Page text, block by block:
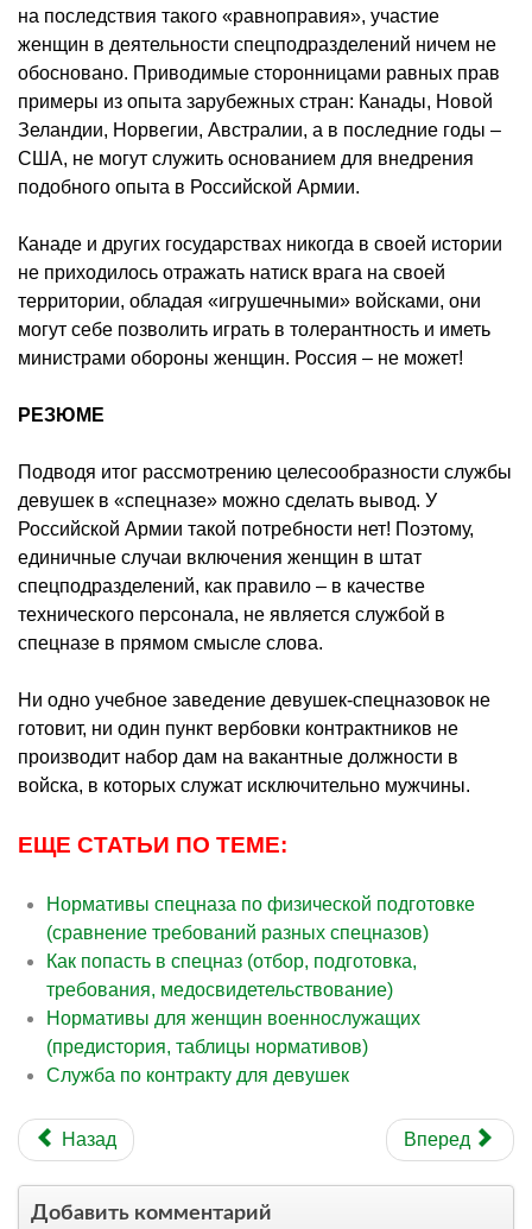
на последствия такого «равноправия», участие
женщин в деятельности спецподразделений ничем не
обосновано. Приводимые сторонницами равных прав
примеры из опыта зарубежных стран: Канады, Новой
Зеландии, Норвегии, Австралии, а в последние годы –
США, не могут служить основанием для внедрения
подобного опыта в Российской Армии.
Канаде и других государствах никогда в своей истории
не приходилось отражать натиск врага на своей
территории, обладая «игрушечными» войсками, они
могут себе позволить играть в толерантность и иметь
министрами обороны женщин. Россия – не может!
РЕЗЮМЕ
Подводя итог рассмотрению целесообразности службы
девушек в «спецназе» можно сделать вывод. У
Российской Армии такой потребности нет! Поэтому,
единичные случаи включения женщин в штат
спецподразделений, как правило – в качестве
технического персонала, не является службой в
спецназе в прямом смысле слова.
Ни одно учебное заведение девушек-спецназовок не
готовит, ни один пункт вербовки контрактников не
производит набор дам на вакантные должности в
войска, в которых служат исключительно мужчины.
ЕЩЕ СТАТЬИ ПО ТЕМЕ:
Нормативы спецназа по физической подготовке
(сравнение требований разных спецназов)
Как попасть в спецназ (отбор, подготовка,
требования, медосвидетельствование)
Нормативы для женщин военнослужащих
(предистория, таблицы нормативов)
Служба по контракту для девушек
Назад Вперед
Добавить комментарий